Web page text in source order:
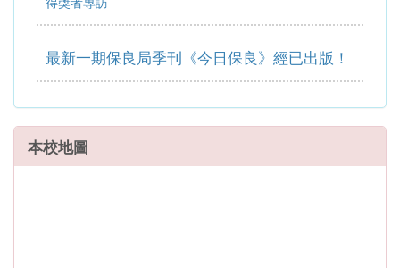
最新一期保良局季刊《今日保良》經已出版！
本校地圖